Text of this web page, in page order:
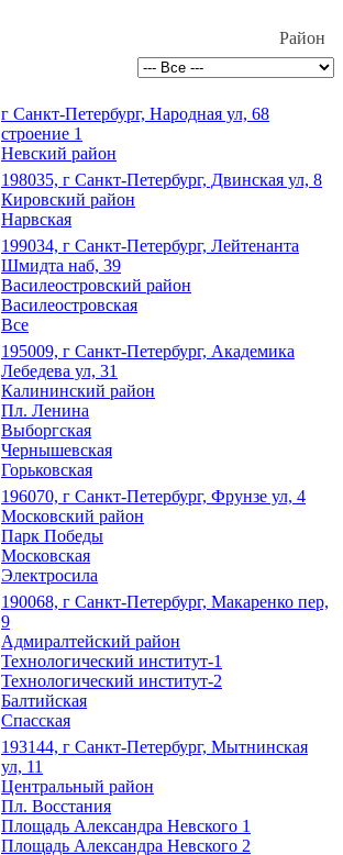
Район
г Санкт-Петербург, Народная ул, 68
строение 1
Невский район
198035, г Санкт-Петербург, Двинская ул, 8
Кировский район
Нарвская
199034, г Санкт-Петербург, Лейтенанта
Шмидта наб, 39
Василеостровский район
Василеостровская
Все
195009, г Санкт-Петербург, Академика
Лебедева ул, 31
Калининский район
Пл. Ленина
Выборгская
Чернышевская
Горьковская
196070, г Санкт-Петербург, Фрунзе ул, 4
Московский район
Парк Победы
Московская
Электросила
190068, г Санкт-Петербург, Макаренко пер,
9
Адмиралтейский район
Технологический институт-1
Технологический институт-2
Балтийская
Спасская
193144, г Санкт-Петербург, Мытнинская
ул, 11
Центральный район
Пл. Восстания
Площадь Александра Невского 1
Площадь Александра Невского 2